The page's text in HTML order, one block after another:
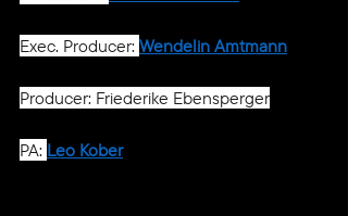
Exec. Producer: Wendelin Amtmann
Producer: Friederike Ebensperger
PA: Leo Kober